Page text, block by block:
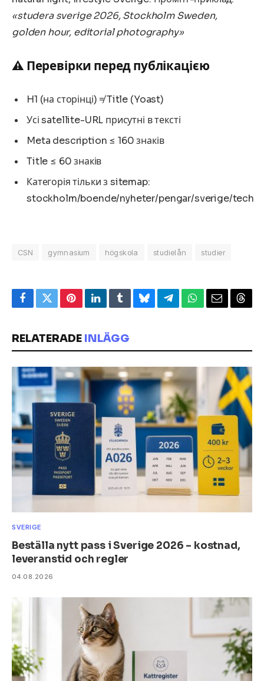
«studera sverige 2026, Stockholm Sweden,
golden hour, editorial photography»
⚠️ Перевірки перед публікацією
H1 (на сторінці) ≠ Title (Yoast)
Усі satellite-URL присутні в тексті
Meta description ≤ 160 знаків
Title ≤ 60 знаків
Категорія тільки з sitemap:
stockholm/boende/nyheter/pengar/sverige/tech
CSN gymnasium högskola studielån studier
Facebook
TwitterPinterestLinkedInTumblrBlueskyTelegramWhatsApp
Email
RELATERADE INLÄGG
SVERIGE
Beställa nytt pass i Sverige 2026 – kostnad,
leveranstid och regler
04.08.2026